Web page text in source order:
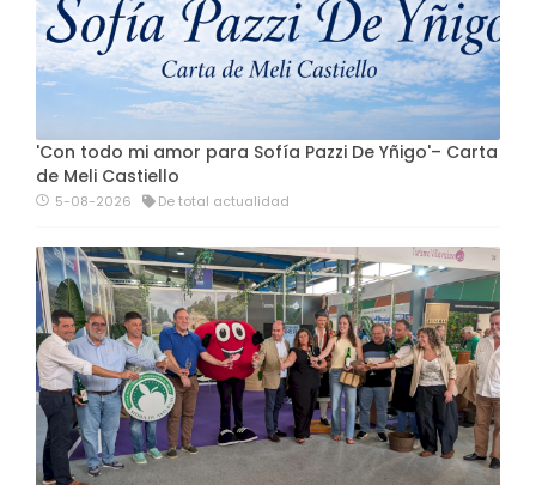
'Con todo mi amor para Sofía Pazzi De Yñigo'– Carta
de Meli Castiello
5-08-2026 De total actualidad